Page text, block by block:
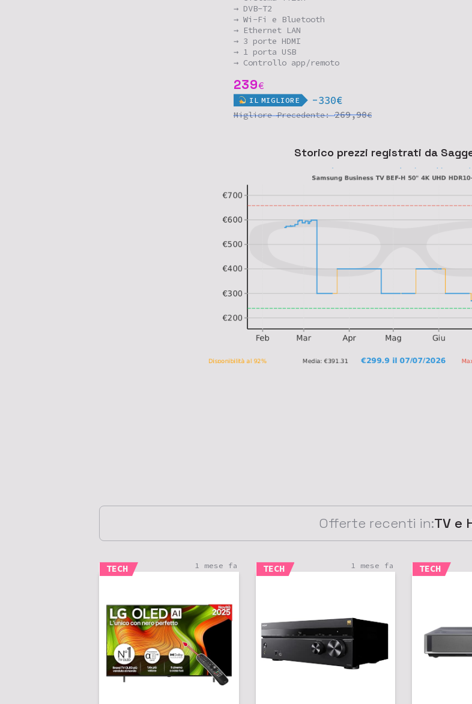
→ DVB-T2
→ Wi-Fi e Bluetooth
→ Ethernet LAN
→ 3 porte HDMI
→ 1 porta USB
→ Controllo app/remoto
239€
IL MIGLIORE -330€
MigliorePrecedente:269,90€
Storico prezzi registrati da
Offerte recenti in:TV e
TECH 1 mese fa TECH 1 mese fa TECH